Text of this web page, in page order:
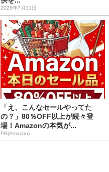
2026年7月31日
「え、こんなセールやってた
の？」80％OFF以上が続々登
場！Amazonの本気が...
PR(Amazon)